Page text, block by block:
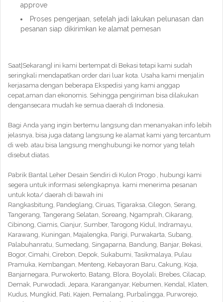
approve
Proses pengerjaan, setelah jadi lakukan pelunasan dan
pesanan siap dikirimkan ke alamat pemesan
Saat|Sekarang} ini kami bertempat di Bekasi tetapi kami sudah
seringkali mendapatkan order dari luar kota. Usaha kami menjalin
kerjasama dengan beberapa Ekspedisi yang kami anggap
cepat,aman dan ekonomis. Sehingga pengiriman bisa dilakukan
dengansecara mudah ke semua daerah di Indonesia.
Bagi Anda yang ingin bertemu langsung dan menanyakan info lebih
jelasnya, bisa juga datang langsung ke alamat kami yang tercantum
di web. atau bisa langsung menghubungi ke nomor yang telah
disebut diatas.
Pabrik Bantal Leher Desain Sendiri di Kulon Progo , hubungi kami
segera untuk informasi selengkapnya. kami menerima pesanan
untuk kota/ daerah di bawah ini
Rangkasbitung, Pandeglang, Ciruas, Tigaraksa, Cilegon, Serang,
Tangerang, Tangerang Selatan, Soreang, Ngamprah, Cikarang,
Cibinong, Ciamis, Cianjur, Sumber, Tarogong Kidul, Indramayu,
Karawang, Kuningan, Majalengka, Parigi, Purwakarta, Subang,
Palabuhanratu, Sumedang, Singaparna, Bandung, Banjar, Bekasi,
Bogor, Cimahi, Cirebon, Depok, Sukabumi, Tasikmalaya, Pulau
Pramuka, Kembangan, Menteng, Kebayoran Baru, Cakung, Koja,
Banjarnegara, Purwokerto, Batang, Blora, Boyolali, Brebes, Cilacap,
Demak, Purwodadi, Jepara, Karanganyar, Kebumen, Kendal, Klaten,
Kudus, Mungkid, Pati, Kajen, Pemalang, Purbalingga, Purworejo,